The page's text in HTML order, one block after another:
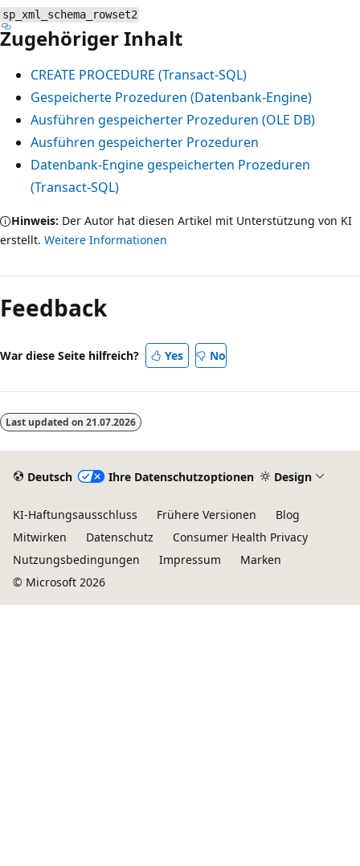
sp_xml_schema_rowset2
Zugehöriger Inhalt
CREATE PROCEDURE (Transact-SQL)
Gespeicherte Prozeduren (Datenbank-Engine)
Ausführen gespeicherter Prozeduren (OLE DB)
Ausführen gespeicherter Prozeduren
Datenbank-Engine gespeicherten Prozeduren
(Transact-SQL)
Hinweis: Der Autor hat diesen Artikel mit Unterstützung von KI
erstellt. Weitere Informationen
Feedback
War diese Seite hilfreich? Yes No
Last updated on 21.07.2026
Deutsch Ihre Datenschutzoptionen Design
KI-Haftungsausschluss Frühere Versionen
Blog
Mitwirken
Datenschutz
Consumer Health Privacy
Nutzungsbedingungen
Impressum
Marken
© Microsoft 2026